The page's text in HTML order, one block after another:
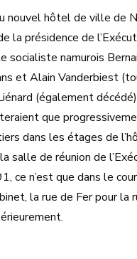
nouvel hôtel de ville de
la présidence de
socialiste namurois
et Alain Vanderbiest
(également
que
dans les étages de
salle de réunion de
ce n’est que dans le
la rue de Fer pour la